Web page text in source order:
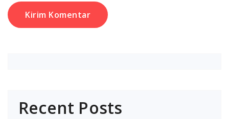
Recent Posts